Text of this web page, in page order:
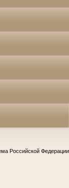
Российской